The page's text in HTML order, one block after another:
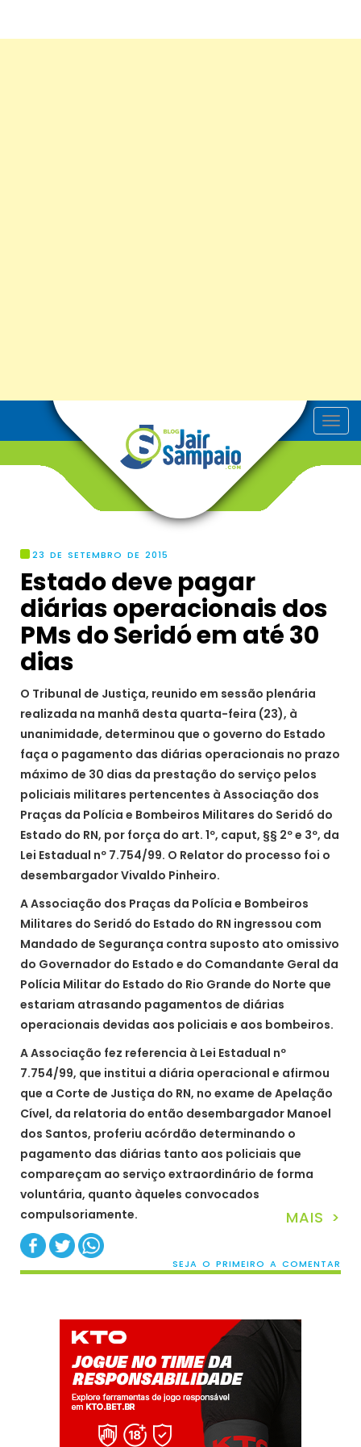
T
o
23 DE SETEMBRO DE 2015
Estado deve pagar
diárias operacionais dos
PMs do Seridó em até 30
dias
O Tribunal de Justiça, reunido em sessão plenária
realizada na manhã desta quarta-feira (23), à
unanimidade, determinou que o governo do Estado
faça o pagamento das diárias operacionais no prazo
máximo de 30 dias da prestação do serviço pelos
policiais militares pertencentes à Associação dos
Praças da Polícia e Bombeiros Militares do Seridó do
Estado do RN, por força do art. 1º, caput, §§ 2º e 3º, da
Lei Estadual nº 7.754/99. O Relator do processo foi o
desembargador Vivaldo Pinheiro.
A Associação dos Praças da Polícia e Bombeiros
Militares do Seridó do Estado do RN ingressou com
Mandado de Segurança contra suposto ato omissivo
do Governador do Estado e do Comandante Geral da
Polícia Militar do Estado do Rio Grande do Norte que
estariam atrasando pagamentos de diárias
operacionais devidas aos policiais e aos bombeiros.
A Associação fez referencia à Lei Estadual nº
7.754/99, que institui a diária operacional e afirmou
que a Corte de Justiça do RN, no exame de Apelação
Cível, da relatoria do então desembargador Manoel
dos Santos, proferiu acórdão determinando o
pagamento das diárias tanto aos policiais que
compareçam ao serviço extraordinário de forma
voluntária, quanto àqueles convocados
compulsoriamente.
MAIS >
SEJA O PRIMEIRO A COMENTAR